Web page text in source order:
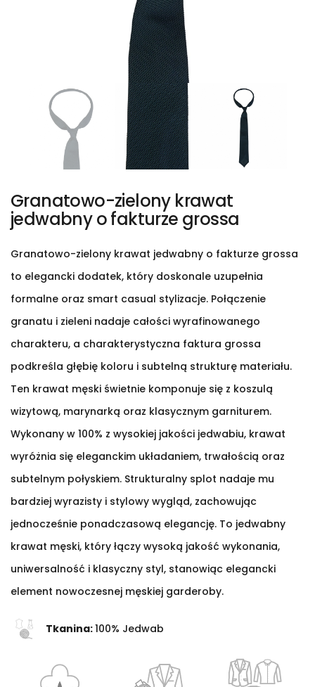
Granatowo-zielony krawat
jedwabny o fakturze grossa
Granatowo-zielony krawat jedwabny o fakturze grossa
to elegancki dodatek, który doskonale uzupełnia
formalne oraz smart casual stylizacje. Połączenie
granatu i zieleni nadaje całości wyrafinowanego
charakteru, a charakterystyczna faktura grossa
podkreśla głębię koloru i subtelną strukturę materiału.
Ten krawat męski świetnie komponuje się z koszulą
wizytową, marynarką oraz klasycznym garniturem.
Wykonany w 100% z wysokiej jakości jedwabiu, krawat
wyróżnia się eleganckim układaniem, trwałością oraz
subtelnym połyskiem. Strukturalny splot nadaje mu
bardziej wyrazisty i stylowy wygląd, zachowując
jednocześnie ponadczasową elegancję. To jedwabny
krawat męski, który łączy wysoką jakość wykonania,
uniwersalność i klasyczny styl, stanowiąc elegancki
element nowoczesnej męskiej garderoby.
Tkanina:100% Jedwab